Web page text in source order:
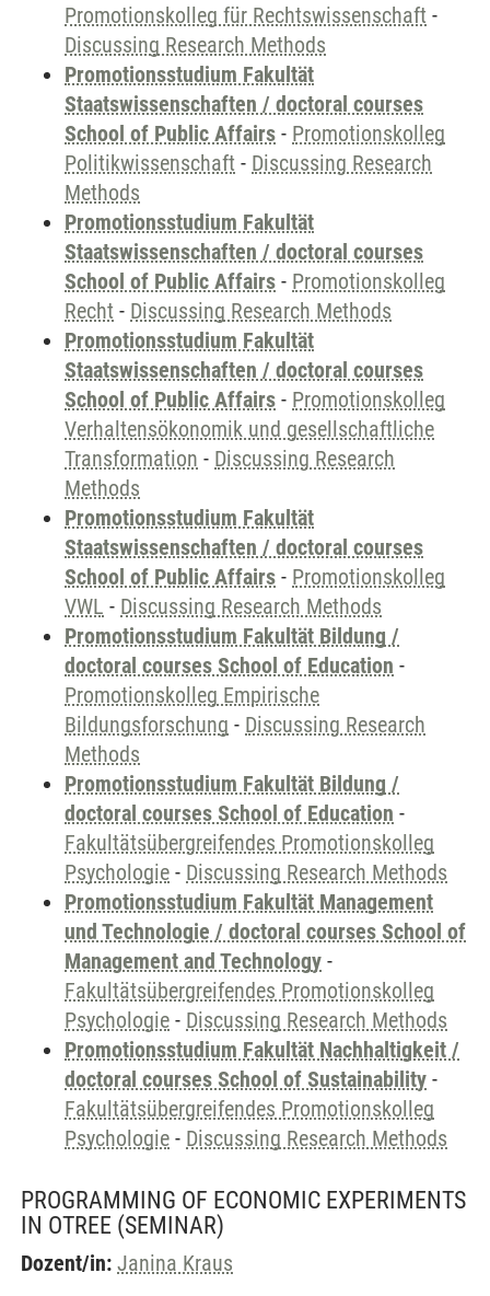
Promotionskolleg für Rechtswissenschaft -
Discussing Research Methods
Promotionsstudium Fakultät
Staatswissenschaften / doctoral courses
School of Public Affairs - Promotionskolleg
Politikwissenschaft - Discussing Research
Methods
Promotionsstudium Fakultät
Staatswissenschaften / doctoral courses
School of Public Affairs - Promotionskolleg
Recht - Discussing Research Methods
Promotionsstudium Fakultät
Staatswissenschaften / doctoral courses
School of Public Affairs - Promotionskolleg
Verhaltensökonomik und gesellschaftliche
Transformation - Discussing Research
Methods
Promotionsstudium Fakultät
Staatswissenschaften / doctoral courses
School of Public Affairs - Promotionskolleg
VWL - Discussing Research Methods
Promotionsstudium Fakultät Bildung /
doctoral courses School of Education -
Promotionskolleg Empirische
Bildungsforschung - Discussing Research
Methods
Promotionsstudium Fakultät Bildung /
doctoral courses School of Education -
Fakultätsübergreifendes Promotionskolleg
Psychologie - Discussing Research Methods
Promotionsstudium Fakultät Management
und Technologie / doctoral courses School of
Management and Technology -
Fakultätsübergreifendes Promotionskolleg
Psychologie - Discussing Research Methods
Promotionsstudium Fakultät Nachhaltigkeit /
doctoral courses School of Sustainability -
Fakultätsübergreifendes Promotionskolleg
Psychologie - Discussing Research Methods
PROGRAMMING OF ECONOMIC EXPERIMENTS
IN OTREE (SEMINAR)
Dozent/in: Janina Kraus